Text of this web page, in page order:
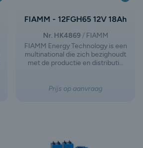
FIAMM - 12FGH65 12V 18Ah
Nr. HK4869
FIAMM
FIAMM Energy Technology is een
multinational die zich bezighoudt
met de productie en distributie
gebruik. Het bedrijf is ontstaan
Prijs op aanvraag